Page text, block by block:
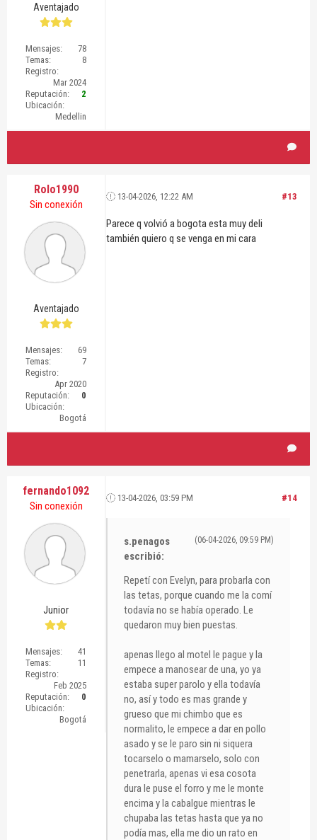
Aventajado
Mensajes:
78
Temas:
8
Registro:
Mar 2024
Reputación:
2
Ubicación:
Medellin
Rolo1990
Sin conexión
Aventajado
Mensajes:
69
Temas:
7
Registro:
Apr 2020
Reputación:
0
Ubicación:
Bogotá
#13
13-04-2026, 12:22 AM
Parece q volvió a bogota esta muy deli
también quiero q se venga en mi cara
fernando1092
Sin conexión
Junior
Mensajes:
41
Temas:
11
Registro:
Feb 2025
Reputación:
0
Ubicación:
Bogotá
#14
13-04-2026, 03:59 PM
(06-04-2026, 09:59 PM)
s.penagos
escribió:
Repetí con Evelyn, para probarla con
las tetas, porque cuando me la comí
todavía no se había operado. Le
quedaron muy bien puestas.
apenas llego al motel le pague y la
empece a manosear de una, yo ya
estaba super parolo y ella todavía
no, así y todo es mas grande y
grueso que mi chimbo que es
normalito, le empece a dar en pollo
asado y se le paro sin ni siquera
tocarselo o mamarselo, solo con
penetrarla, apenas vi esa cosota
dura le puse el forro y me le monte
encima y la cabalgue mientras le
chupaba las tetas hasta que ya no
podía mas, ella me dio un rato en